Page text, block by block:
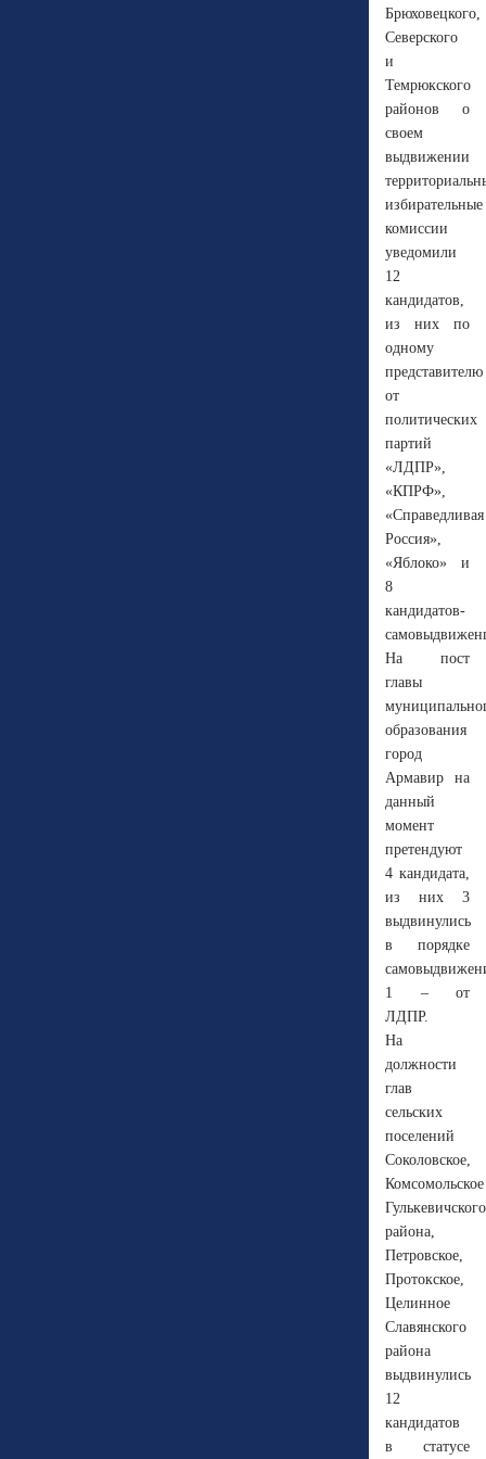
Брюховецкого,
Северского
и
Темрюкского
районов о
своем
выдвижении
избирательные
комиссии
уведомили
12
кандидатов,
из них по
одному
представителю
от
политических
партий
«ЛДПР»,
«КПРФ»,
«Справедливая
Россия»,
«Яблоко» и
8
кандидатов-
На пост
главы
образования
город
Армавир на
данный
момент
претендуют
4 кандидата,
из них 3
выдвинулись
в порядке
1 – от
ЛДПР.
На
должности
глав
сельских
поселений
Соколовское,
Комсомольское
Гулькевичского
района,
Петровское,
Протокское,
Целинное
Славянского
района
выдвинулись
12
кандидатов
в статусе